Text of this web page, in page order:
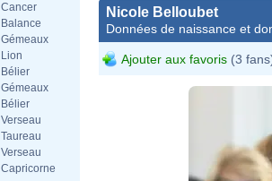
Cancer
Balance
Gémeaux
Lion
Bélier
Gémeaux
Bélier
Verseau
Taureau
Verseau
Capricorne
Nicole Belloubet
Données de naissance et
Ajouter aux favoris (3